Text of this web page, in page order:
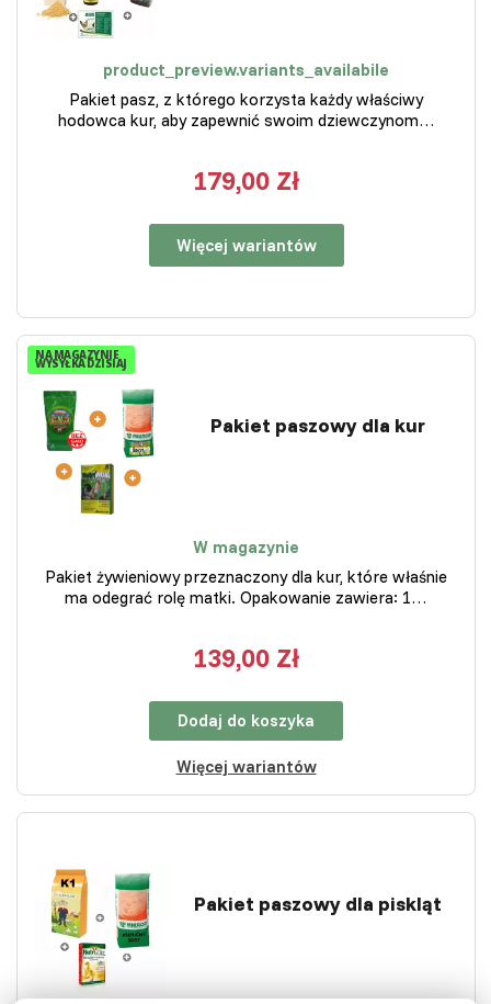
product_preview.variants_availabile
Pakiet pasz, z którego korzysta każdy właściwy
hodowca kur, aby zapewnić swoim dziewczynom…
179,00 Zł
Więcej wariantów
NA MAGAZYNIE
WYSYŁKA DZISIAJ
Pakiet paszowy dla kur
W magazynie
Pakiet żywieniowy przeznaczony dla kur, które właśnie
ma odegrać rolę matki. Opakowanie zawiera: 1…
139,00 Zł
Dodaj do koszyka
Więcej wariantów
Pakiet paszowy dla piskląt